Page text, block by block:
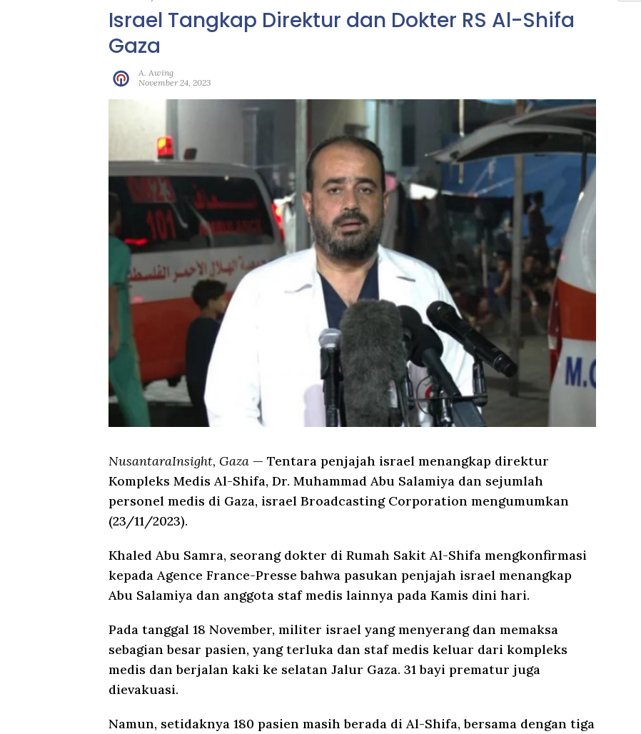
Israel Tangkap Direktur dan Dokter RS Al-Shifa
Gaza
A. Awing
November 24, 2023
NusantaraInsight, Gaza — Tentara penjajah israel menangkap direktur
Kompleks Medis Al-Shifa, Dr. Muhammad Abu Salamiya dan sejumlah
personel medis di Gaza, israel Broadcasting Corporation mengumumkan
(23/11/2023).
Khaled Abu Samra, seorang dokter di Rumah Sakit Al-Shifa mengkonfirmasi
kepada Agence France-Presse bahwa pasukan penjajah israel menangkap
Abu Salamiya dan anggota staf medis lainnya pada Kamis dini hari.
Pada tanggal 18 November, militer israel yang menyerang dan memaksa
sebagian besar pasien, yang terluka dan staf medis keluar dari kompleks
medis dan berjalan kaki ke selatan Jalur Gaza. 31 bayi prematur juga
dievakuasi.
Namun, setidaknya 180 pasien masih berada di Al-Shifa, bersama dengan tiga